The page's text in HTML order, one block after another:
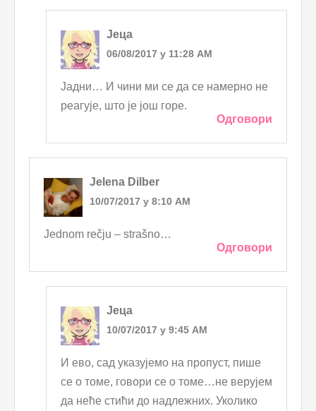
Јеца
06/08/2017 у 11:28 AM
Јадни… И чини ми се да се намерно не
реагује, што је још горе.
Одговори
Jelena Dilber
10/07/2017 у 8:10 AM
Jednom rečju – strašno…
Одговори
Јеца
10/07/2017 у 9:45 AM
И ево, сад указујемо на пропуст, пише
се о томе, говори се о томе…не верујем
да неће стићи до надлежних. Уколико